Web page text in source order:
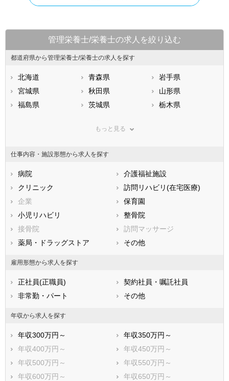
管理栄養士/栄養士の求人を絞り込む
都道府県から管理栄養士/栄養士の求人を探す
北海道 青森県
岩手県
宮城県
秋田県
山形県
福島県
茨城県
栃木県
神奈川県
石川県
福井県
静岡県
三重県
滋賀県
大阪府
兵庫県
鳥取県
広島県
徳島県
香川県
愛媛県
鹿児島県
もっと見る
仕事内容・施設形態から求人を探す
病院
介護福祉施設
クリニック
訪問リハビリ(在宅医療)
企業
保育園
小児リハビリ
整骨院
接骨院
訪問マッサージ
薬局・ドラッグストア
その他
雇用形態から求人を探す
正社員(正職員)
契約社員・嘱託社員
非常勤・パート
その他
年収から求人を探す
年収300万円～
年収350万円～
年収400万円～
年収450万円～
年収500万円～
年収550万円～
年収600万円～
年収650万円～